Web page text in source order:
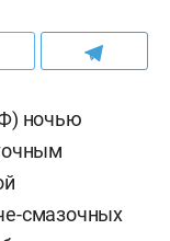
ночью
смазочных